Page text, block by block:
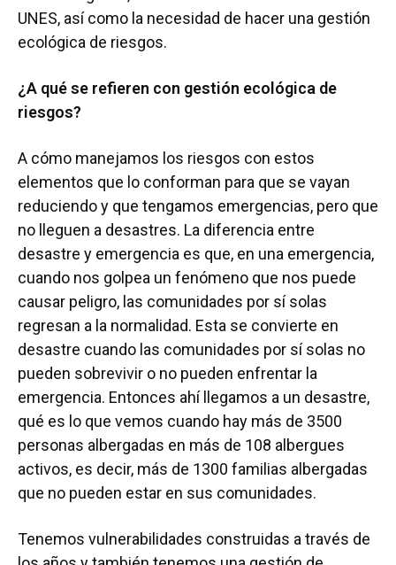
UNES, así como la necesidad de hacer una gestión
ecológica de riesgos.
¿A qué se refieren con gestión ecológica de
riesgos?
A cómo manejamos los riesgos con estos
elementos que lo conforman para que se vayan
reduciendo y que tengamos emergencias, pero que
no lleguen a desastres. La diferencia entre
desastre y emergencia es que, en una emergencia,
cuando nos golpea un fenómeno que nos puede
causar peligro, las comunidades por sí solas
regresan a la normalidad. Esta se convierte en
desastre cuando las comunidades por sí solas no
pueden sobrevivir o no pueden enfrentar la
emergencia. Entonces ahí llegamos a un desastre,
qué es lo que vemos cuando hay más de 3500
personas albergadas en más de 108 albergues
activos, es decir, más de 1300 familias albergadas
que no pueden estar en sus comunidades.
Tenemos vulnerabilidades construidas a través de